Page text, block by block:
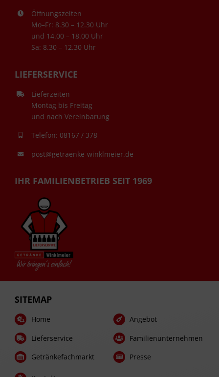
Öffnungszeiten
Mo–Fr: 8.30 – 12.30 Uhr
und 14.00 – 18.00 Uhr
Sa: 8.30 – 12.30 Uhr
LIEFERSERVICE
Lieferzeiten
Montag bis Freitag
und nach Vereinbarung
Telefon: 08167 / 378
post@getraenke-winklmeier.de
IHR FAMILIENBETRIEB SEIT 1969
SITEMAP
Home
Lieferservice
Getränkefachmarkt
Angebot
Familienunternehmen
Presse